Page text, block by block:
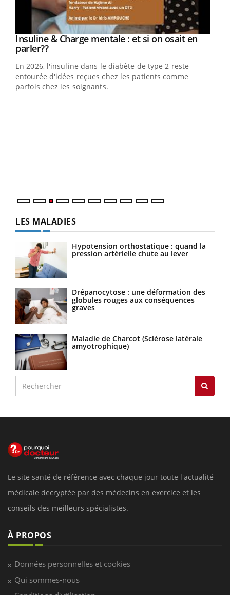
Youtube
Insuline & Charge mentale : et si on osait en
parler??Youtube
En 2026, l'insuline dans le diabète de type 2 reste
entourée d'idées reçues chez les patients comme
parfois chez les soignants.
LES MALADIES
Hypotension orthostatique : quand la
pression artérielle chute au lever
Drépanocytose : une déformation des
globules rouges aux conséquences
graves
Maladie de Charcot (Sclérose latérale
amyotrophique)
Le site santé de référence avec chaque jour toute l'actualité
médicale decryptée par des médecins en exercice et les
conseils des meilleurs spécialistes.
À PROPOS
Données personnelles et cookies
Qui sommes-nous